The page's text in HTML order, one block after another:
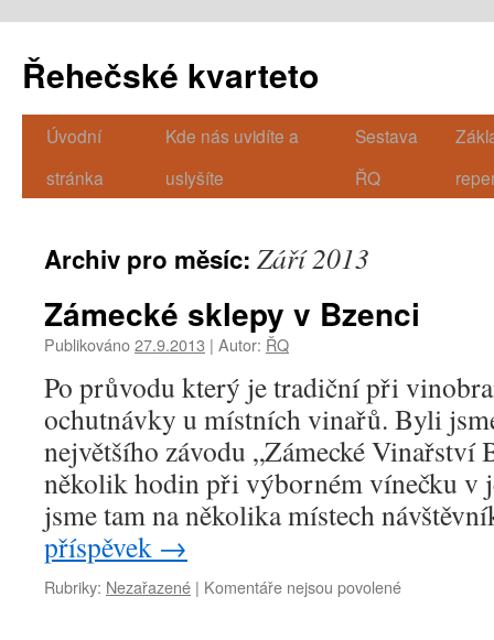
Řehečské kvarteto
Přejít
webu
Úvodní
stránka
Kde nás uvidíte a
uslyšíte
Sestava
ŘQ
Archiv pro měsíc: Září 2013
Zámecké sklepy v Bzenci
Publikováno27.9.2013 | Autor: ŘQ
Po průvodu který je tradiční při
ochutnávky u místních vinařů. Byli
největšího závodu „Zámecké Vinařství
několik hodin při výborném vínečku v
jsme tam na několika místech
příspěvek →
Rubriky: Nezařazené | Komentáře nejsou povolené